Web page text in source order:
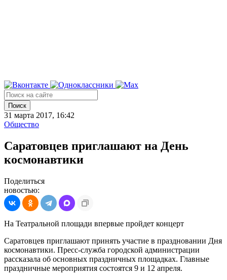
Поиск
31 марта 2017, 16:42
Общество
Саратовцев приглашают на День
космонавтики
Поделиться
новостью:
На Театральной площади впервые пройдет концерт
Саратовцев приглашают принять участие в праздновании Дня
космонавтики. Пресс-служба городской администрации
рассказала об основных праздничных площадках. Главные
праздничные мероприятия состоятся 9 и 12 апреля.